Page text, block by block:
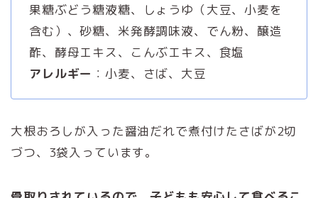
果糖ぶどう糖液糖、しょうゆ（大豆、小麦を
含む）、砂糖、米発酵調味液、でん粉、醸造
酢、酵母エキス、こんぶエキス、食塩
アレルギー ：小麦、さば、大豆
大根おろしが入った醤油だれで煮付けたさばが2切
づつ、3袋入っています。